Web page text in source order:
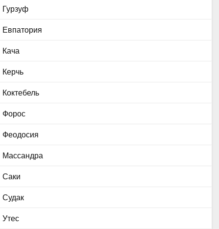
Гурзуф
Евпатория
Кача
Керчь
Коктебель
Форос
Феодосия
Массандра
Саки
Судак
Утес